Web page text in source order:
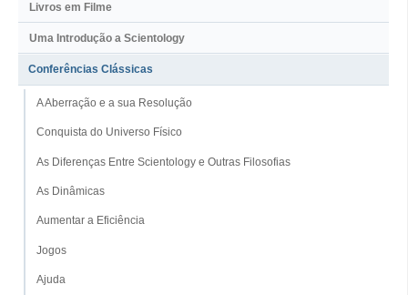
Livros em Filme
Uma Introdução a Scientology
Conferências Clássicas
A Aberração e a sua Resolução
Conquista do Universo Físico
As Diferenças Entre Scientology e Outras Filosofias
As Dinâmicas
Aumentar a Eficiência
Jogos
Ajuda